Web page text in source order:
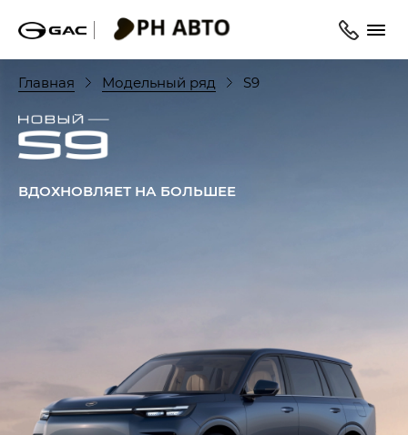
Главная Модельный ряд S9
ВДОХНОВЛЯЕТ НА БОЛЬШЕЕ